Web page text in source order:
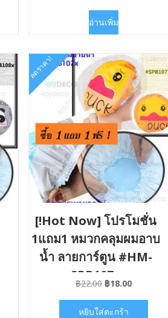
was:
อ่านเพิ่ม
ลดราคา!
[!Hot Now] โปรโมชั่น
1แถม1 หมวกคลุมผมอาบ
น้ำ ลายการ์ตูน #HM-
SPB107x
฿22.00 Original
was:
฿18.00Current
หยิบใส่ตะกร้า